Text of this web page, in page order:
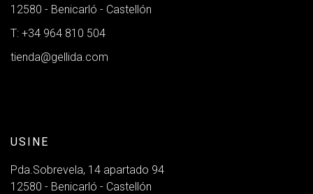
12580 - Benicarló - Castellón
T: +34 964 810 504
tienda@gellida.com
USINE
Pda.Sobrevela, 14 apartado 94
12580 - Benicarló - Castellón